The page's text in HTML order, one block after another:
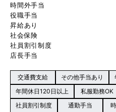
時間外手当
役職手当
昇給あり
社会保険
社員割引制度
店長手当
交通費支給 その他手当あり
年間休日120日以上
私服勤務OK
社員割引制度
通勤手当